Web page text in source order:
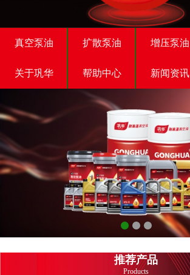
真空泵油 扩散泵油 增压泵油
关于巩华 帮助中心 新闻资讯
推荐产品
Products